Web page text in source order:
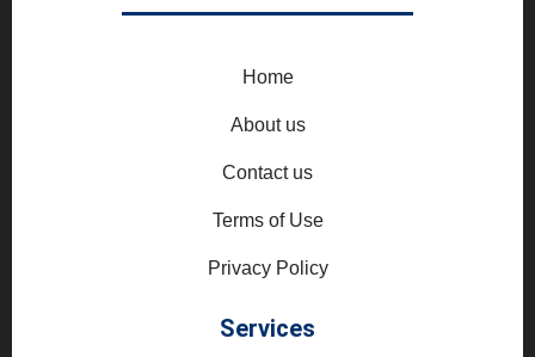
Home
About us
Contact us
Terms of Use
Privacy Policy
Services